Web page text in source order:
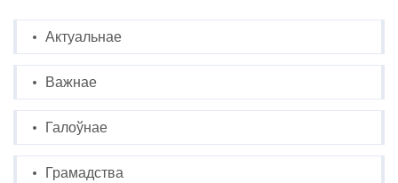
Актуальнае
Важнае
Галоўнае
Грамадства